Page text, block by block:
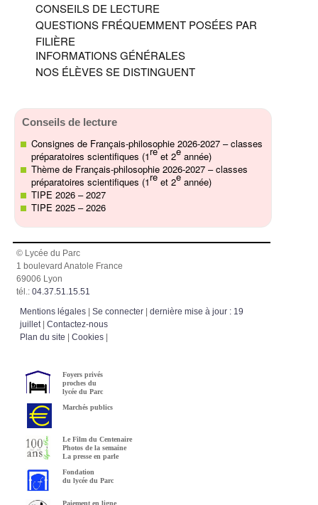
CONSEILS DE LECTURE
QUESTIONS FRÉQUEMMENT POSÉES PAR
FILIÈRE
INFORMATIONS GÉNÉRALES
NOS ÉLÈVES SE DISTINGUENT
Conseils de lecture
Consignes de Français-philosophie 2026-2027 – classes
préparatoires scientifiques (1re et 2e année)
Thème de Français-philosophie 2026-2027 – classes
préparatoires scientifiques (1re et 2e année)
TIPE 2026 – 2027
TIPE 2025 – 2026
© Lycée du Parc
1 boulevard Anatole France
69006 Lyon
tél.:04.37.51.15.51
Mentions légales |Se connecter |dernière mise à jour : 19
juillet|Contactez-nous
Plan du site |Cookies
Foyers privés
proches du
lycée du Parc
Marchés publics
Le Film du Centenaire
Photos de la semaine
La presse en parle
Fondation
du lycée du Parc
Paiement en ligne